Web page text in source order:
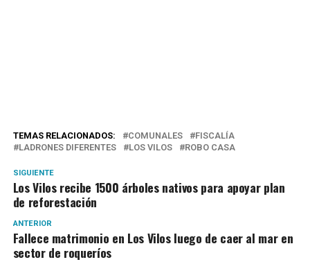
TEMAS RELACIONADOS: COMUNALES
FISCALÍA
LADRONES DIFERENTES
LOS VILOS ROBO CASA
SIGUIENTE
Los Vilos recibe 1500 árboles nativos para apoyar plan
de reforestación
ANTERIOR
Fallece matrimonio en Los Vilos luego de caer al mar en
sector de roqueríos